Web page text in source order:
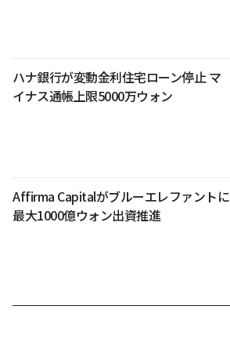
ハナ銀行が変動金利住宅ローン停止 マ
イナス通帳上限5000万ウォン
Affirma Capitalがブルーエレファントに
最大1000億ウォン出資推進